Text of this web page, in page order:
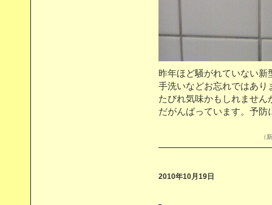
昨年ほど騒がれていない
手洗いなどお忘れではあ
たびれ気味かもしれませ
だがんばっています。予防
（
2010年10月19日